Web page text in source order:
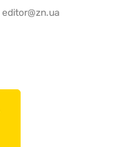
editor@zn.ua